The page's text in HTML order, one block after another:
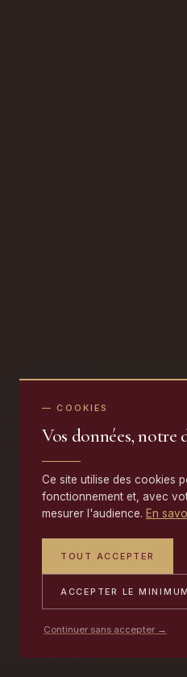
— COOKIES
Vos données, notre
Ce site utilise des cookies
fonctionnement et, avec
mesurer l'audience. En
TOUT ACCEPTER
ACCEPTER LE MINIMUM
Continuer sans accepter →